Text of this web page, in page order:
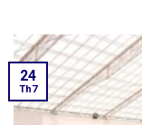
24
Th7